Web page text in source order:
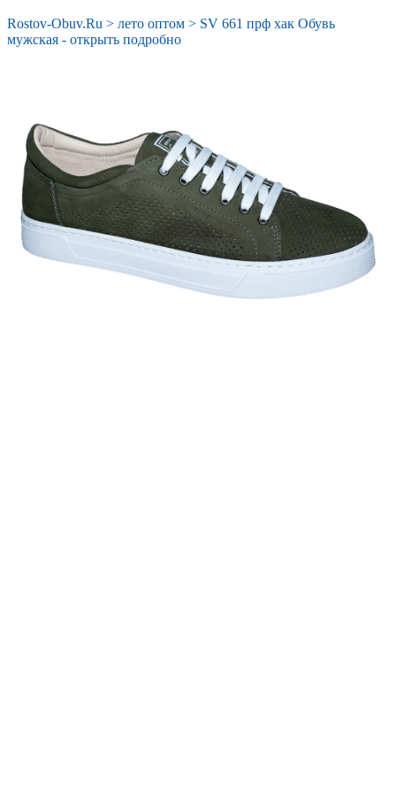
Rostov-Obuv.Ru > лето оптом > SV 661 прф хак Обувь
мужская - открыть подробно